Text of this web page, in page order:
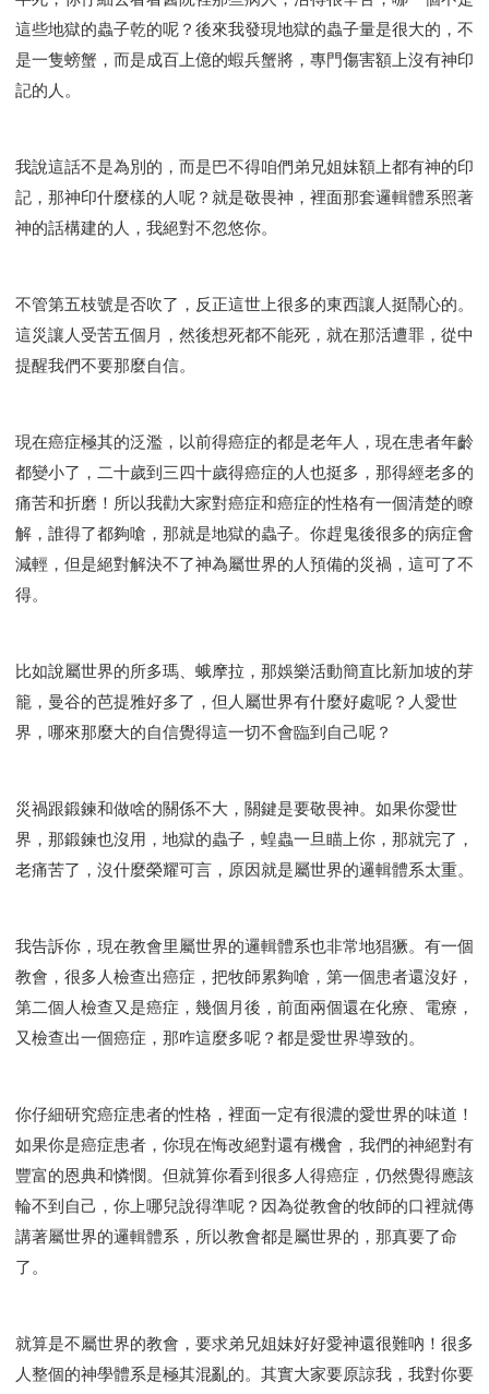
這些地獄的蟲子乾的呢？後來我發現地獄的蟲子量是很大的，不
是一隻螃蟹，而是成百上億的蝦兵蟹將，專門傷害額上沒有神印
記的人。
我說這話不是為別的，而是巴不得咱們弟兄姐妹額上都有神的印
記，那神印什麼樣的人呢？就是敬畏神，裡面那套邏輯體系照著
神的話構建的人，我絕對不忽悠你。
不管第五枝號是否吹了，反正這世上很多的東西讓人挺鬧心的。
這災讓人受苦五個月，然後想死都不能死，就在那活遭罪，從中
提醒我們不要那麼自信。
現在癌症極其的泛濫，以前得癌症的都是老年人，現在患者年齡
都變小了，二十歲到三四十歲得癌症的人也挺多，那得經老多的
痛苦和折磨！所以我勸大家對癌症和癌症的性格有一個清楚的瞭
解，誰得了都夠嗆，那就是地獄的蟲子。你趕鬼後很多的病症會
減輕，但是絕對解決不了神為屬世界的人預備的災禍，這可了不
得。
比如說屬世界的所多瑪、蛾摩拉，那娛樂活動簡直比新加坡的芽
籠，曼谷的芭提雅好多了，但人屬世界有什麼好處呢？人愛世
界，哪來那麼大的自信覺得這一切不會臨到自己呢？
災禍跟鍛鍊和做啥的關係不大，關鍵是要敬畏神。如果你愛世
界，那鍛鍊也沒用，地獄的蟲子，蝗蟲一旦瞄上你，那就完了，
老痛苦了，沒什麼榮耀可言，原因就是屬世界的邏輯體系太重。
我告訴你，現在教會里屬世界的邏輯體系也非常地猖獗。有一個
教會，很多人檢查出癌症，把牧師累夠嗆，第一個患者還沒好，
第二個人檢查又是癌症，幾個月後，前面兩個還在化療、電療，
又檢查出一個癌症，那咋這麼多呢？都是愛世界導致的。
你仔細研究癌症患者的性格，裡面一定有很濃的愛世界的味道！
如果你是癌症患者，你現在悔改絕對還有機會，我們的神絕對有
豐富的恩典和憐憫。但就算你看到很多人得癌症，仍然覺得應該
輪不到自己，你上哪兒說得準呢？因為從教會的牧師的口裡就傳
講著屬世界的邏輯體系，所以教會都是屬世界的，那真要了命
了。
就算是不屬世界的教會，要求弟兄姐妹好好愛神還很難吶！很多
人整個的神學體系是極其混亂的。其實大家要原諒我，我對你要